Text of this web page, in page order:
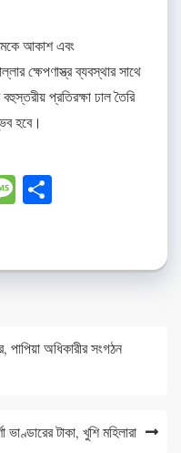
আকাশ এবং
ক্ষেপণাস্ত্র ব্যবস্থার সাথে
প্রতিরক্ষা ঢাল তৈরি
হবে।
Message
পাপিয়া অধিকারীর সংগঠন
টাকা, খুশি মহিলারা